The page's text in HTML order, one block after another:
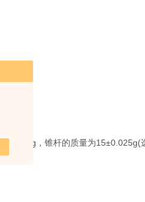
，锥杆的质量为15±0.025g(